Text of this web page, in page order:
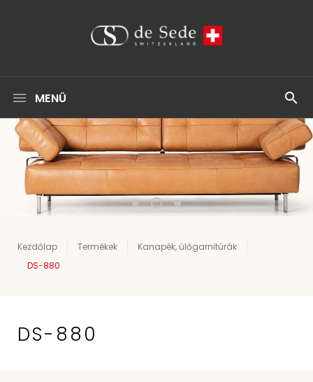
MENÜ
Kezdőlap Termékek
Kanapék, ülőgarnitúrák
DS-880
DS-880